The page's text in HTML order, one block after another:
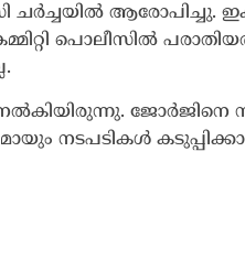
ചർച്ചയിൽ ആരോപിച്ചു.
പൊലീസിൽ
ജോർജിനെ
നടപടികൾ